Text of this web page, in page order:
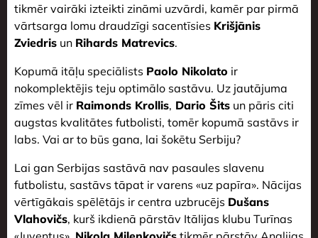
tikmēr vairāki izteikti zināmi uzvārdi, kamēr par pirmā
vārtsarga lomu draudzīgi sacentīsies Krišjānis
Zviedris un Rihards Matrevics.
Kopumā itāļu speciālists Paolo Nikolato ir
nokomplektējis teju optimālo sastāvu. Uz jautājuma
zīmes vēl ir Raimonds Krollis, Dario Šits un pāris citi
augstas kvalitātes futbolisti, tomēr kopumā sastāvs ir
labs. Vai ar to būs gana, lai šokētu Serbiju?
Lai gan Serbijas sastāvā nav pasaules slavenu
futbolistu, sastāvs tāpat ir varens «uz papīra». Nācijas
vērtīgākais spēlētājs ir centra uzbrucējs Dušans
Vlahovičs, kurš ikdienā pārstāv Itālijas klubu Turīnas